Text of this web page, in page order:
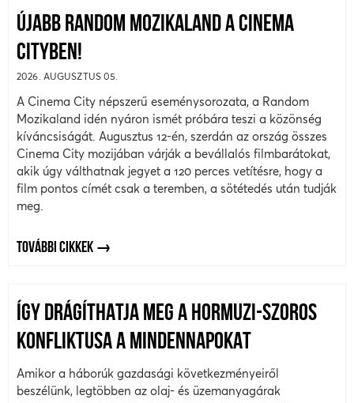
ÚJABB RANDOM MOZIKALAND A CINEMA
CITYBEN!
2026. AUGUSZTUS 05.
A Cinema City népszerű eseménysorozata, a Random
Mozikaland idén nyáron ismét próbára teszi a közönség
kíváncsiságát. Augusztus 12-én, szerdán az ország összes
Cinema City mozijában várják a bevállalós filmbarátokat,
akik úgy válthatnak jegyet a 120 perces vetítésre, hogy a
film pontos címét csak a teremben, a sötétedés után tudják
meg.
TOVÁBBI CIKKEK
ÍGY DRÁGÍTHATJA MEG A HORMUZI-SZOROS
KONFLIKTUSA A MINDENNAPOKAT
Amikor a háborúk gazdasági következményeiről
beszélünk, legtöbben az olaj- és üzemanyagárak